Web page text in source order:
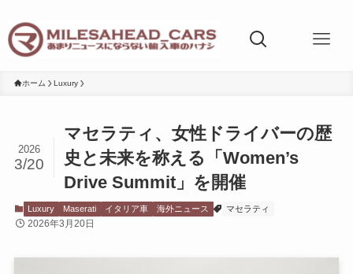
ホーム Luxury
マセラティ、女性ドライバーの歴
史と未来を称える「Women’s
Drive Summit」を開催
2026
3/20
Luxury Maserati イタリア車 海外ニュース マセラティ
2026年3月20日